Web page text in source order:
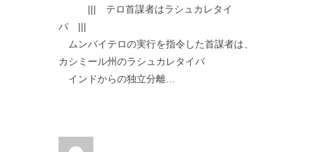
||| テロ首謀者はラシュカレタイ
バ |||
ムンバイテロの実行を指令した首謀者は、
カシミール州のラシュカレタイバ
インドからの独立分離…